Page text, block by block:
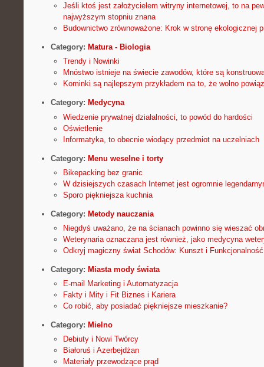
Jeśli ktoś jest założycielem witryny internetowej, to na
najwyższym stopniu znana
Budownictwo zrównoważone: Krok w stronę ekologicznej
Category: Matura - Biologia
Trendy i Nowinki
Mnóstwo istnieje na świecie zawodów, które są
Kominki są najlepszym przykładem na to, że wolno
Category: Medycyna
Wiedzenie prywatnej działalności, to powód do hardości
Oświetlenie
Informatyka, to obecnie wiodący przedmiot na uczelniach
Category: Menu weselne i torty
Bikepacking bez granic
W dzisiejszych czasach Internet jest ogromnie
Sporo piękniejsza kuchnia
Category: Metody nauczania
Niegdyś uważano, że na ścianach powinno się wieszać
Weterynaria oznaczana jest również, jako medycyna
Odkryj magiczny świat Schodów: Kunszt i Funkcjonalność
Category: Miasta mody świata
E-mail Marketing i Automatyzacja
Fakty i Mity i Fit Biznes i Kariera
Co robić, aby posiadać piękniejsze mieszkanie?
Category: Mielno
Debiuty i Nowi Twórcy
Białoruś i Azerbejdżan
Materiały przewodzące prąd